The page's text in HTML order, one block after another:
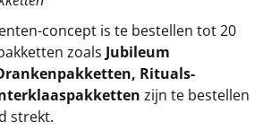
-concept is te bestellen tot 20
zoals Jubileum
, Rituals-
zijn te bestellen
strekt.